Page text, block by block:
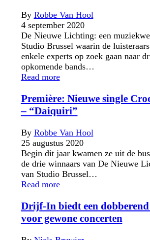
By Robbe Van Hool
4 september 2020
De Nieuwe Lichting: een
Studio Brussel waarin de
enkele experts op zoek gaan naar
opkomende bands…
Read more
Première: Nieuwe single
– “Daiquiri”
By Robbe Van Hool
25 augustus 2020
Begin dit jaar kwamen ze uit de
de drie winnaars van De Nieuwe
van Studio Brussel…
Read more
Drijf-In biedt een
voor gewone concerten